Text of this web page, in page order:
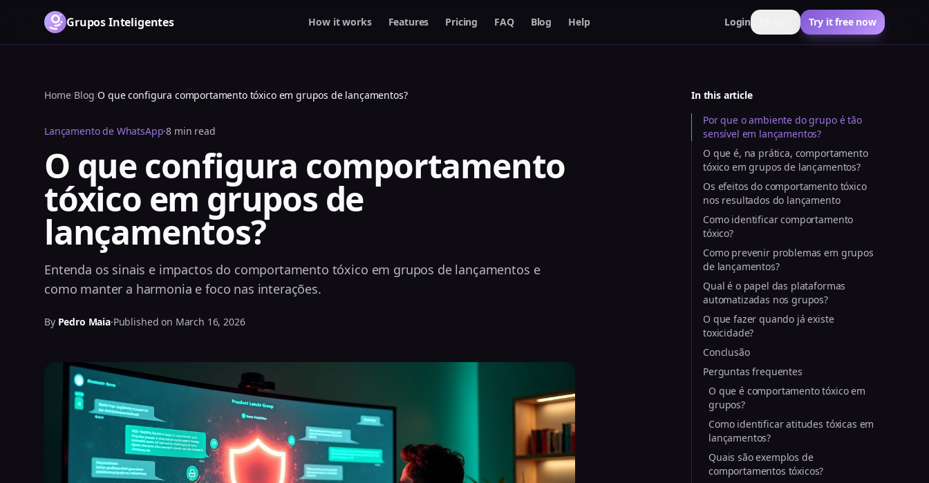
Grupos Inteligentes How it works Features Pricing FAQ Blog Help Login Try it free now
Home/Blog/O que configura comportamento tóxico em grupos de lançamentos?
Lançamento de WhatsApp·8 min read
O que configura comportamento
tóxico em grupos de
lançamentos?
Entenda os sinais e impactos do comportamento tóxico em grupos de lançamentos e
como manter a harmonia e foco nas interações.
By Pedro Maia·Published on March 16, 2026
In this article
Por que o ambiente do grupo é tão
sensível em lançamentos?
O que é, na prática, comportamento
tóxico em grupos de lançamentos?
Os efeitos do comportamento tóxico
nos resultados do lançamento
Como identificar comportamento
tóxico?
Como prevenir problemas em grupos
de lançamentos?
Qual é o papel das plataformas
automatizadas nos grupos?
O que fazer quando já existe
toxicidade?
Conclusão
Perguntas frequentes
O que é comportamento tóxico em
grupos?
Como identificar atitudes tóxicas em
lançamentos?
Quais são exemplos de
comportamentos tóxicos?